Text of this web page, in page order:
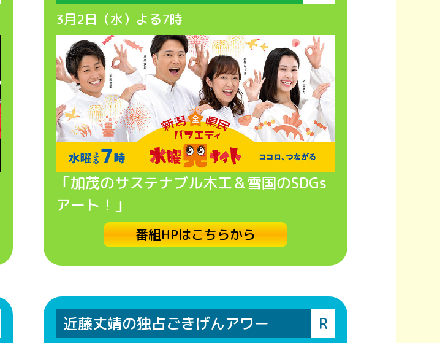
3月2日（水）よる7時
「加茂のサステナブル木工＆雪国のSDGs
アート！」
番組HPはこちらから
近藤丈靖の独占ごきげんアワー R